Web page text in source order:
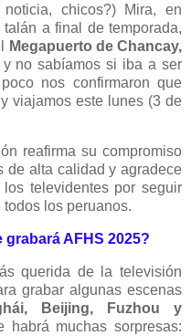
chicos?) Mira, en
a final de temporada,
Megapuerto de Chancay,
no sabíamos si iba a ser
nos confirmaron que
viajamos este lunes (3 de
reafirma su compromiso
de alta calidad y agradece
televidentes por seguir
los peruanos.
AFHS 2025?
querida de la televisión
grabar algunas escenas
Beijing, Fuzhou y
habrá muchas sorpresas: